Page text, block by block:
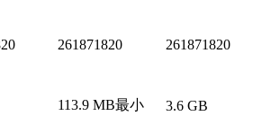
261871820
261871820
113.9 MB最小 3.6 GB